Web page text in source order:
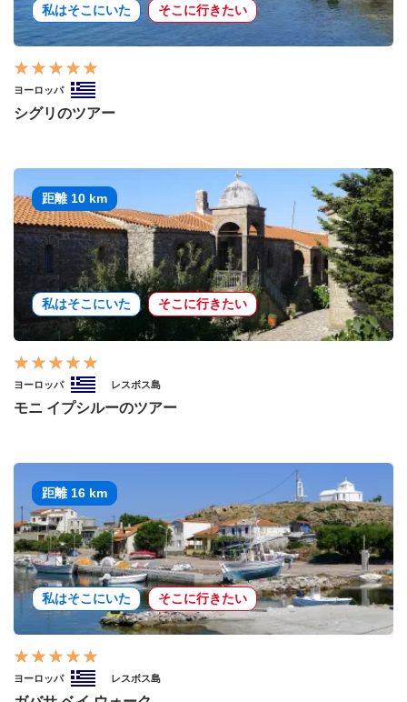
私はそこにいた そこに行きたい
ヨーロッパ
シグリのツアー
距離 10 km
私はそこにいた そこに行きたい
ヨーロッパ レスボス島
モニ イプシルーのツアー
距離 16 km
私はそこにいた そこに行きたい
ヨーロッパ レスボス島